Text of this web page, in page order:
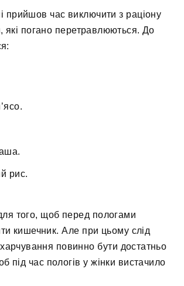
прийшов час виключити з раціону
які погано перетравлюються. До
рис.
того, щоб перед пологами
кишечник. Але при цьому слід
повинно бути достатньо
під час пологів у жінки вистачило